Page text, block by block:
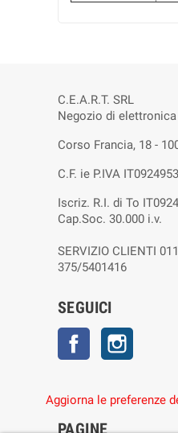
C.E.A.R.T. SRL
Negozio di
Corso Francia, 18 -
C.F. ie P.IVA
Iscriz. R.I. di To
Cap.Soc. 30.000 i.v.
SERVIZIO CLIENTI
375/5401416
SEGUICI
Facebook
Aggiorna le preferenze